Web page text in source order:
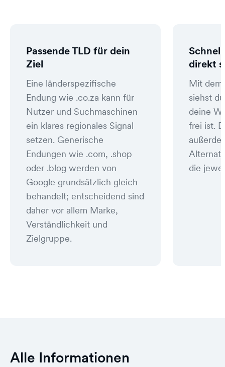
Passende TLD für dein
Ziel
Eine länderspezifische
Endung wie .co.za kann für
Nutzer und Suchmaschinen
ein klares regionales Signal
setzen. Generische
Endungen wie .com, .shop
oder .blog werden von
Google grundsätzlich gleich
behandelt; entscheidend sind
daher vor allem Marke,
Verständlichkeit und
Zielgruppe.
direkt
Mit dem
siehst
deine
frei ist.
die
Alle Informationen